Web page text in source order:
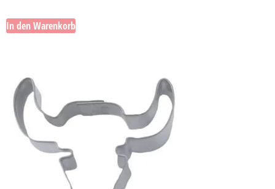
In den Warenkorb